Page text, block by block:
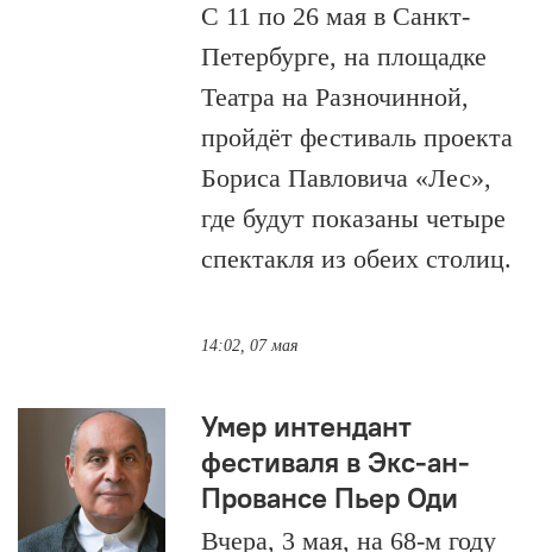
С 11 по 26 мая в Санкт-
Петербурге, на площадке
Театра на Разночинной,
пройдёт фестиваль проекта
Бориса Павловича «Лес»,
где будут показаны четыре
спектакля из обеих столиц.
14:02, 07 мая
Умер интендант
фестиваля в Экс-ан-
Провансе Пьер Оди
Вчера, 3 мая, на 68-м году